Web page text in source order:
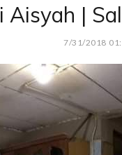
Aisyah |
7/31/2018